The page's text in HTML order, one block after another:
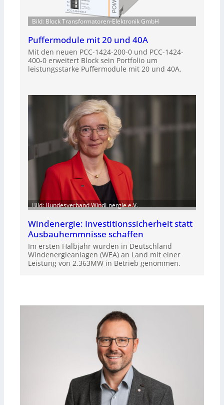
Bild: Block Transformatoren-Elektronik GmbH
Puffermodule mit 20 und 40A
Mit den neuen PCC-1424-200-0 und PCC-1424-
400-0 erweitert Block sein Portfolio um
leistungsstarke Puffermodule mit 20 und 40A.
Bild: Bundesverband WindEnergie e.V.
Windenergie: Investitionssicherheit statt
Ausbauhemmnisse schaffen
Im ersten Halbjahr wurden in Deutschland
Windenergieanlagen (WEA) an Land mit einer
Leistung von 2.363MW in Betrieb genommen.